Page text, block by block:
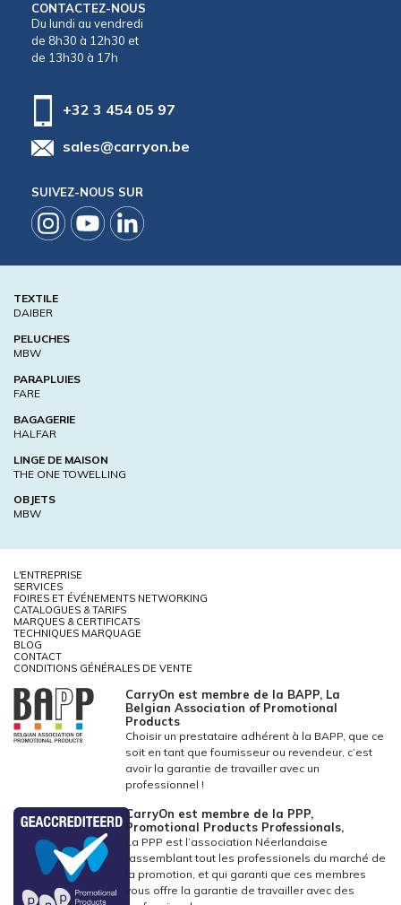
CONTACTEZ-NOUS
Du lundi au vendredi
de 8h30 à 12h30 et
de 13h30 à 17h
+32 3 454 05 97
sales@carryon.be
SUIVEZ-NOUS SUR
TEXTILE
DAIBER
PELUCHES
MBW
PARAPLUIES
FARE
BAGAGERIE
HALFAR
LINGE DE MAISON
THE ONE TOWELLING
OBJETS
MBW
L'ENTREPRISE
SERVICES
FOIRES ET ÉVÉNEMENTS NETWORKING
CATALOGUES & TARIFS
MARQUES & CERTIFICATS
TECHNIQUES MARQUAGE
BLOG
CONTACT
CONDITIONS GÉNÉRALES DE VENTE
CarryOn est membre de la BAPP, La
Belgian Association of Promotional
Products
Choisir un prestataire adhérent à la BAPP, que ce
soit en tant que fournisseur ou revendeur, c’est
avoir la garantie de travailler avec un
professionnel !
CarryOn est membre de la PPP,
Promotional Products Professionals,
La PPP est l’association Néerlandaise
rassemblant tout les professionels du marché de
la promotion, et qui garanti que ces membres
vous offre la garantie de travailler avec des